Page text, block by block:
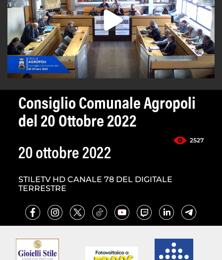
Consiglio Comunale Agropoli
del 20 Ottobre 2022
2527
20 ottobre 2022
STILETV HD CANALE 78 DEL DIGITALE
TERRESTRE